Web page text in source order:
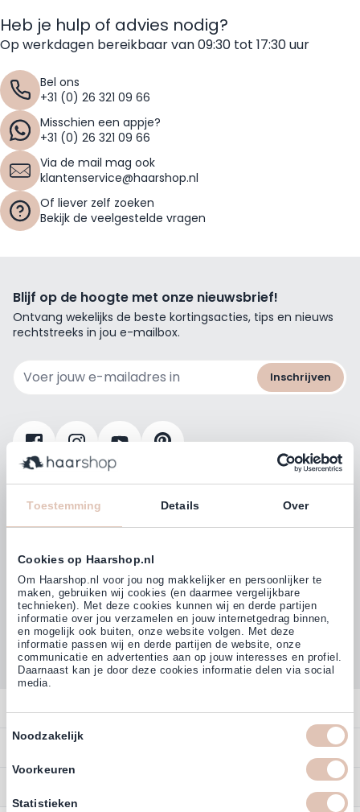
Toestemming Details Over
Cookies op Haarshop.nl
Om Haarshop.nl voor jou nog makkelijker en persoonlijker te
maken, gebruiken wij cookies (en daarmee vergelijkbare
technieken). Met deze cookies kunnen wij en derde partijen
informatie over jou verzamelen en jouw internetgedrag binnen,
en mogelijk ook buiten, onze website volgen. Met deze
informatie passen wij en derde partijen de website, onze
communicatie en advertenties aan op jouw interesses en profiel.
Daarnaast kan je door deze cookies informatie delen via social
media.
Noodzakelijk
Voorkeuren
Statistieken
Heb je hulp of advies nodig?
Op werkdagen bereikbaar van 09:30 tot 17:30 uur
Bel ons
+31 (0) 26 321 09 66
Misschien een appje?
+31 (0) 26 321 09 66
Via de mail mag ook
klantenservice@haarshop.nl
Of liever zelf zoeken
Bekijk de veelgestelde vragen
Contact
Overzicht
Contact
Account
Annuleren
Blijf op de hoogte met onze nieuwsbrief!
Ontvang wekelijks de beste kortingsacties, tips en nieuws
rechtstreeks in jou e-mailbox.
Inschrijven
4,77 (38.000+)